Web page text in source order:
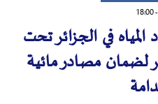
-
18:00
في الجزائر تحت
لضمان مصادر مائية